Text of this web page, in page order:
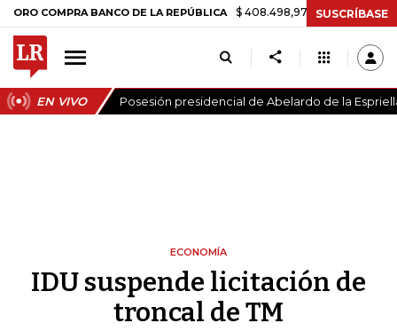
BANCO DE LA REPÚBLICA $ 408.498,97 +$ 8.753,81 +2,19%
SUSCRÍBASE
EN VIVO Posesión presidencial de Abelardo de la
ECONOMÍA
IDU suspende licitación de
troncal de TM